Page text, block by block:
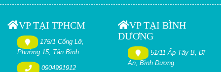
VP TẠI TPHCM
175/1 Cống Lỡ,
Phường 15, Tân Bình
0904991912
VP TẠI BÌNH
DƯƠNG
51/11 Ấp Tây B, Dĩ
An, Bình Dương